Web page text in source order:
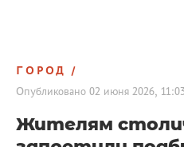
ГОРОД
Опубликовано 02 июня 2026,
Жителям